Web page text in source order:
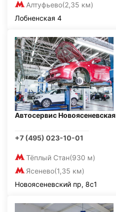
Алтуфьево(2,35 км)
Лобненская 4
Автосервис Новоясеневская
+7 (495) 023-10-01
Тёплый Стан(930 м)
Ясенево(1,35 км)
Новоясеневский пр, 8с1